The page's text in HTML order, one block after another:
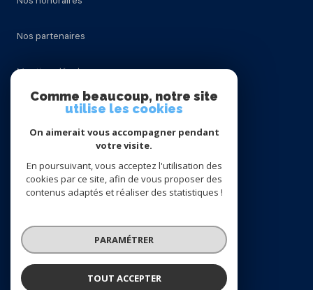
Nos partenaires
Mentions légales
Cookies
© 2026 | Tous droits réservés
Réalisé par
Comme beaucoup, notre site
utilise les cookies
On aimerait vous accompagner pendant
votre visite.
En poursuivant, vous acceptez l'utilisation des
cookies par ce site, afin de vous proposer des
contenus adaptés et réaliser des statistiques !
PARAMÉTRER
TOUT ACCEPTER